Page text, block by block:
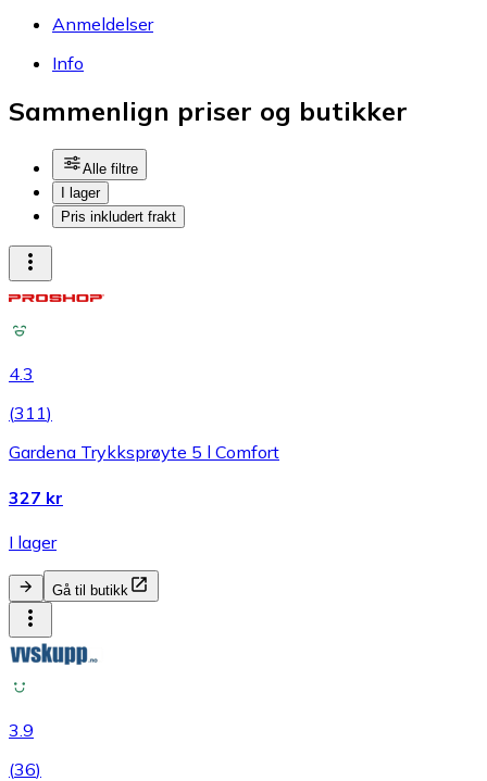
Anmeldelser
Info
Sammenlign priser og butikker
Alle filtre
I lager
Pris inkludert frakt
4.3
(311)
Gardena Trykksprøyte 5 l Comfort
327 kr
I lager
Gå til butikk
3.9
(36)